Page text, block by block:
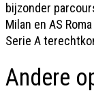
bijzonder
Milan en AS
Serie A
Andere